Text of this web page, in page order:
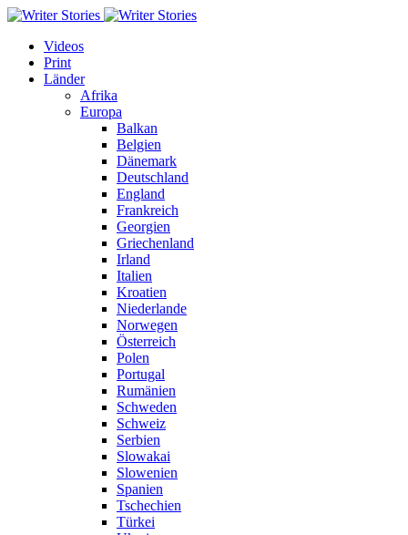
Videos
Print
Länder
Afrika
Europa
Balkan
Belgien
Dänemark
Deutschland
England
Frankreich
Georgien
Griechenland
Irland
Italien
Kroatien
Niederlande
Norwegen
Österreich
Polen
Portugal
Rumänien
Schweden
Schweiz
Serbien
Slowakai
Slowenien
Spanien
Tschechien
Türkei